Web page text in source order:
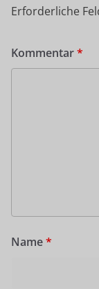
Erforderliche
Kommentar*
Name*